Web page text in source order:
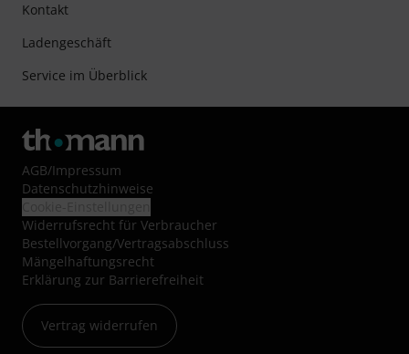
Kontakt
Ladengeschäft
Service im Überblick
AGB/Impressum
Datenschutzhinweise
Widerrufsrecht für Verbraucher
Bestellvorgang/Vertragsabschluss
Mängelhaftungsrecht
Erklärung zur Barrierefreiheit
Vertrag widerrufen